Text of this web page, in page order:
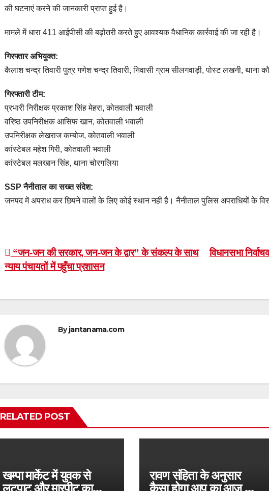
की घटनाएं करने की जानकारी प्राप्त हुई है।
मामले में धारा 411 आईपीसी की बढ़ोतरी करते हुए आवश्यक वैधानिक कार्रवाई की जा रही है।
गिरफ्तार अभियुक्त:
कैलाश चन्द्र तिवारी पुत्र गणेश चन्द्र तिवारी, निवासी ग्राम सीलगवाड़ी, पोस्ट लखनी, थाना
गिरफ्तारी टीम:
प्रभारी निरीक्षक प्रकाश सिंह मेहरा, कोतवाली भवाली
वरिष्ठ उपनिरीक्षक आसिफ खान, कोतवाली भवाली
उपनिरीक्षक लेखराज कम्बोज, कोतवाली भवाली
कांस्टेबल महेश गिरी, कोतवाली भवाली
कांस्टेबल मलखान सिंह, थाना चोरगलिया
SSP नैनीताल का सख्त संदेश:
जनपद में अपराध कर छिपने वालों के लिए कोई स्थान नहीं है। नैनीताल पुलिस अपराधियों के
Post
navigation
विधानसभा
“जन-जन की सरकार, जन-जन के द्वार” के संकल्प के साथ
न्याय पंचायतों में पहुँचा प्रशासन
Byjantanama.com
RELATED POST
खम्पा मार्केट में युवक से
रावण संहिता के अनुसार